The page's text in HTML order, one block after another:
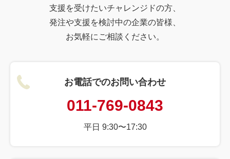
支援を受けたいチャレンジドの方、
発注や支援を検討中の企業の皆様、
お気軽にご相談ください。
お電話でのお問い合わせ
011-769-0843
平日 9:30〜17:30